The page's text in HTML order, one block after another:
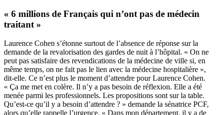
« 6 millions de Français qui n’ont pas de médecin
traitant »
Laurence Cohen s’étonne surtout de l’absence de réponse sur la
demande de la revalorisation des gardes de nuit à l’hôpital. « On ne
peut pas satisfaire des revendications de la médecine de ville si, en
même temps, on ne fait pas le lien avec la médecine hospitalière »,
dit-elle. Ce n’est plus le moment d’attendre pour Laurence Cohen.
« Ça me met en colère. Il n’y a pas besoin de réflexion. Elle a été
menée parmi les professionnels. Les propositions sont sur la table.
Qu’est-ce qu’il y a besoin d’attendre ? » demande la sénatrice PCF,
alors qu’elle rappelle l’urgence. « Dans mon département, il y a de